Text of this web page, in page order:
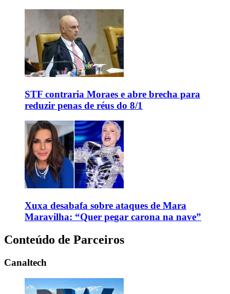
STF contraria Moraes e abre brecha para
reduzir penas de réus do 8/1
Xuxa desabafa sobre ataques de Mara
Maravilha: “Quer pegar carona na nave”
Conteúdo de Parceiros
Canaltech